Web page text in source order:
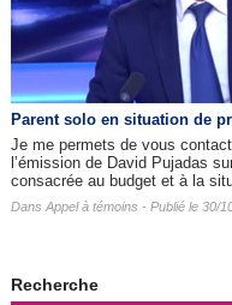
Parent solo en situation de
Je me permets de vous
l’émission de David Pujadas
consacrée au budget et à la
Dans Appel à témoins - Publié le 30/
Recherche